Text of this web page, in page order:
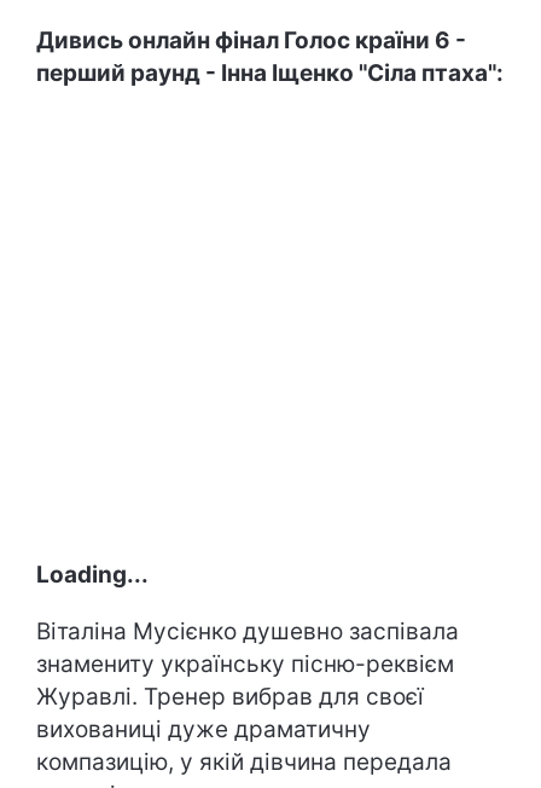
Дивись онлайн фінал Голос країни 6 -
перший раунд - Інна Іщенко "Сіла птаха":
Loading...
Віталіна Мусієнко душевно заспівала
знамениту українську пісню-реквієм
Журавлі. Тренер вибрав для своєї
вихованиці дуже драматичну
компазицію, у якій дівчина передала